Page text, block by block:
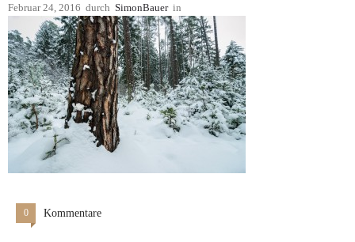
Februar 24, 2016 durch SimonBauer in
0 Kommentare